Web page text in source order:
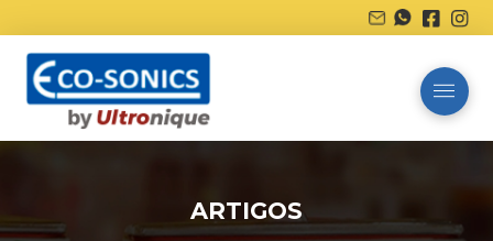
ARTIGOS